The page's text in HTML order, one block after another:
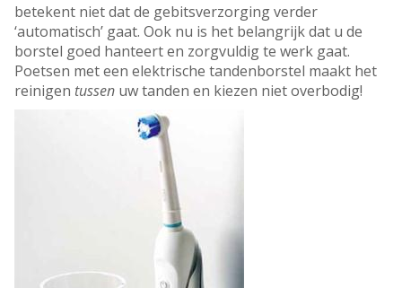
betekent niet dat de gebitsverzorging verder
‘automatisch’ gaat. Ook nu is het belangrijk dat u de
borstel goed hanteert en zorgvuldig te werk gaat.
Poetsen met een elektrische tandenborstel maakt het
reinigen tussen uw tanden en kiezen niet overbodig!